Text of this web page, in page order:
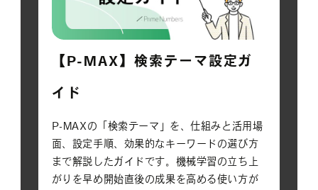
【P-MAX】検索テーマ設定ガ
イド
P-MAXの「検索テーマ」を、仕組みと活用場
面、設定手順、効果的なキーワードの選び方
まで解説したガイドです。機械学習の立ち上
がりを早め開始直後の成果を高める使い方が